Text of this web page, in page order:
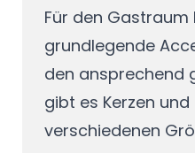
Für den
grundlegende
den ansprechend
gibt es Kerzen
verschiedenen